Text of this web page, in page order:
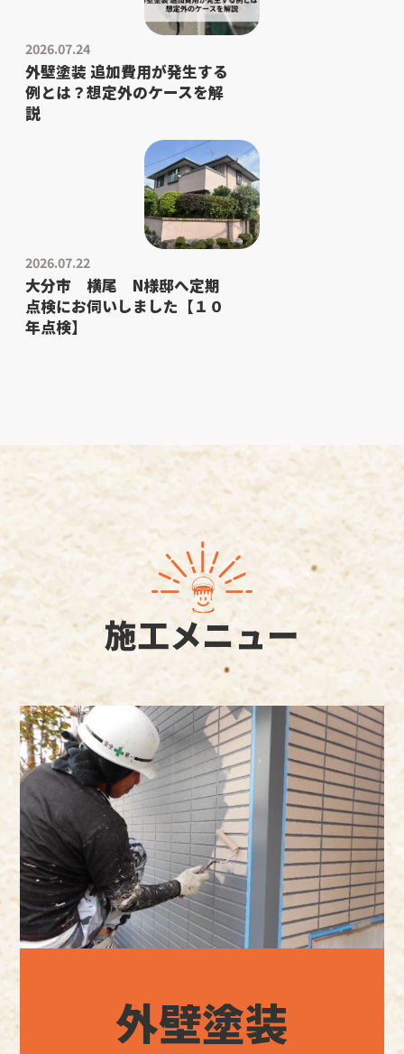
2026.07.24
外壁塗装 追加費用が発生する
例とは？想定外のケースを解
説
2026.07.22
大分市 横尾 N様邸へ定期
点検にお伺いしました【１０
年点検】
施工メニュー
外壁塗装